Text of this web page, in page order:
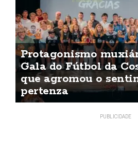
Protagonismo
Gala do Fútbol da
que agromou o
pertenza